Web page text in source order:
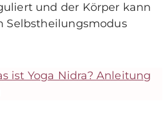
und der Körper kann
Selbstheilungsmodus
ist Yoga Nidra? Anleitung